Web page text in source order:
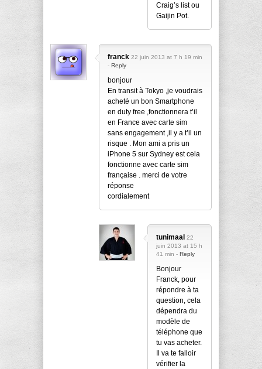
Craig’s list ou
Gaijin Pot.
franck 22 juin 2013 at 7 h 19 min
- Reply
bonjour
En transit à Tokyo ,je voudrais
acheté un bon Smartphone
en duty free ,fonctionnera t’il
en France avec carte sim
sans engagement ,il y a t’il un
risque . Mon ami a pris un
iPhone 5 sur Sydney est cela
fonctionne avec carte sim
française . merci de votre
réponse
cordialement
tunimaal 22
juin 2013 at 15 h
41 min - Reply
Bonjour
Franck, pour
répondre à ta
question, cela
dépendra du
modèle de
téléphone que
tu vas acheter.
Il va te falloir
vérifier la